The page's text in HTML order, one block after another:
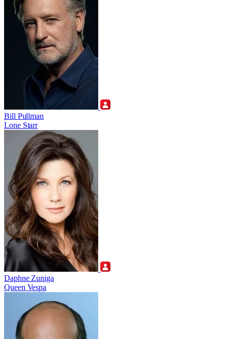
Bill Pullman
Lone Starr
Daphne Zuniga
Queen Vespa